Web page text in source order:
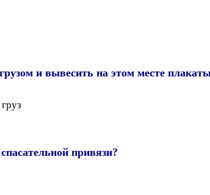
и вывесить на этом месте
привязи?